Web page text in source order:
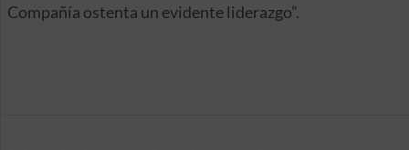
Compañía ostenta un evidente liderazgo”.